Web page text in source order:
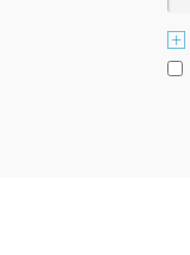
arrow